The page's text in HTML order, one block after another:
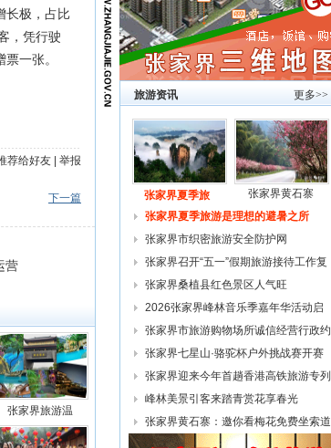
长极，占比
，凭行驶
一张。
荐给好友 举报
下一篇
营
张家界旅游温
更多>>
旅游资讯
张家界夏季旅
张家界黄石寨
张家界夏季旅游是理想的避暑之所
张家界市织密旅游安全防护网
张家界召开“五一”假期旅游接待工作复
张家界桑植县红色景区人气旺
2026张家界峰林音乐季嘉年华活动启
幕
张家界市旅游购物场所诚信经营行政约
谈
张家界七星山·骆驼杯户外挑战赛开赛
张家界迎来今年首趟香港高铁旅游专列
峰林美景引客来踏青赏花享春光
张家界黄石寨：邀你看梅花免费坐索道